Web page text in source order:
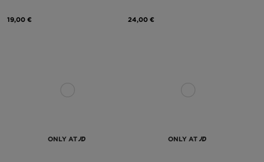
19,00 € 24,00 €
ONLY AT ONLY AT